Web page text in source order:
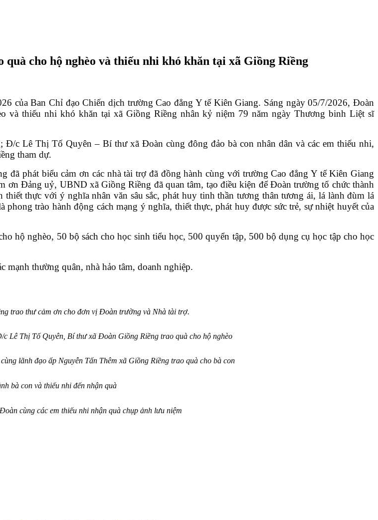
cho hộ nghèo và thiếu nhi khó khăn tại xã Giồng Riềng
của Ban Chỉ đạo Chiến dịch trường Cao đẳng Y tế Kiên Giang. Sáng ngày 05/7/2026, Đoàn
và thiếu nhi khó khăn tại xã Giồng Riềng nhân kỷ niệm 79 năm ngày Thương binh Liệt sĩ
c Lê Thị Tố Quyên – Bí thư xã Đoàn cùng đông đảo bà con nhân dân và các em thiếu nhi,
tham dự.
phát biểu cảm ơn các nhà tài trợ đã đồng hành cùng với trường Cao đẳng Y tế Kiên Giang
ơn Đảng uỷ, UBND xã Giồng Riềng đã quan tâm, tạo điều kiện để Đoàn trường tổ chức thành
thực với ý nghĩa nhân văn sâu sắc, phát huy tinh thần tương thân tương ái, lá lành đùm lá
trào hành động cách mạng ý nghĩa, thiết thực, phát huy được sức trẻ, sự nhiệt huyết của
hộ nghèo, 50 bộ sách cho học sinh tiểu học, 500 quyển tập, 500 bộ dụng cụ học tập cho học
thường quân, nhà hảo tâm, doanh nghiệp.
trao thư cảm ơn cho đơn vị Đoàn trường và Nhà tài trợ.
Lê Thị Tố Quyên, Bí thư xã Đoàn Giồng Riềng trao quà cho hộ nghèo
lãnh đạo ấp Nguyễn Tấn Thêm xã Giồng Riềng trao quà cho bà con
bà con và thiếu nhi đến nhận quà
cùng các em thiếu nhi nhận quà chụp ảnh lưu niệm